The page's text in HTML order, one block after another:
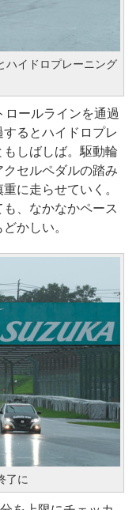
ハイドロプレーニング
ールラインを通過
るとハイドロプレ
しばしば。駆動輪
セルペダルの踏み
に走らせていく。
、なかなかペース
かしい。
了に